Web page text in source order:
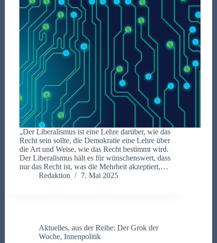
„Der Liberalismus ist eine Lehre darüber, wie das
Recht sein sollte, die Demokratie eine Lehre über
die Art und Weise, wie das Recht bestimmt wird.
Der Liberalismus hält es für wünschenswert, dass
nur das Recht ist, was die Mehrheit akzeptiert,…
Redaktion
7. Mai 2025
Aktuelles, aus der Reihe: Der Grok der
Woche, Innenpolitik